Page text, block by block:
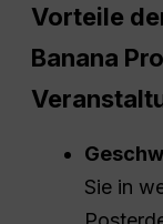
Vorteile
Banana
Sie in